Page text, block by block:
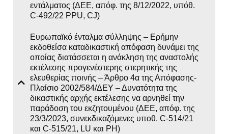
εντάλματος (ΔΕΕ, απόφ. της 8/12/2022, υπόθ.
C-492/22 PPU, CJ)
Ευρωπαϊκό ένταλμα σύλληψης – Ερήμην
εκδοθείσα καταδικαστική απόφαση δυνάμει της
οποίας διατάσσεται η ανάκληση της αναστολής
εκτέλεσης προγενέστερης στερητικής της
ελευθερίας ποινής – Άρθρο 4α της Απόφασης-
Πλαίσιο 2002/584/ΔΕΥ – Δυνατότητα της
δικαστικής αρχής εκτέλεσης να αρνηθεί την
παράδοση του εκζητουμένου (ΔΕΕ, απόφ. της
23/3/2023, συνεκδικαζόμενες υποθ. C-514/21
και C-515/21, LU και PH)